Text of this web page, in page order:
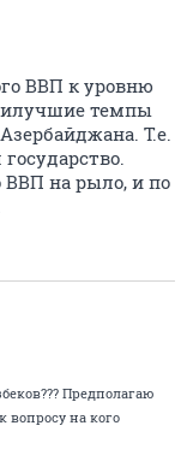
ВВП к уровню
темпы
Т.е.
ВВП на рыло, и по
Предполагаю
вопросу на кого